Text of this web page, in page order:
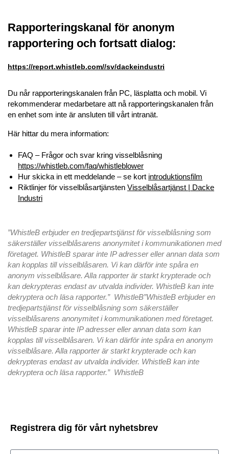
Rapporteringskanal för anonym
rapportering och fortsatt dialog:
https://report.whistleb.com//sv/dackeindustri
Du når rapporteringskanalen från PC, läsplatta och mobil. Vi
rekommenderar medarbetare att nå rapporteringskanalen från
en enhet som inte är ansluten till vårt intranät.
Här hittar du mera information:
FAQ – Frågor och svar kring visselblåsning
https://whistleb.com/faq/whistleblower
Hur skicka in ett meddelande – se kort introduktionsfilm
Riktlinjer för visselblåsartjänsten Visselblåsartjänst | Dacke
Industri
”WhistleB erbjuder en tredjepartstjänst för visselblåsning som
säkerställer visselblåsarens anonymitet i kommunikationen med
företaget. WhistleB sparar inte IP adresser eller annan data som
kan kopplas till visselblåsaren. Vi kan därför inte spåra en
anonym visselblåsare. Alla rapporter är starkt krypterade och
kan dekrypteras endast av utvalda individer. WhistleB kan inte
dekryptera och läsa rapporter.” WhistleB”WhistleB erbjuder en
tredjepartstjänst för visselblåsning som säkerställer
visselblåsarens anonymitet i kommunikationen med företaget.
WhistleB sparar inte IP adresser eller annan data som kan
kopplas till visselblåsaren. Vi kan därför inte spåra en anonym
visselblåsare. Alla rapporter är starkt krypterade och kan
dekrypteras endast av utvalda individer. WhistleB kan inte
dekryptera och läsa rapporter.” WhistleB
Registrera dig för vårt nyhetsbrev